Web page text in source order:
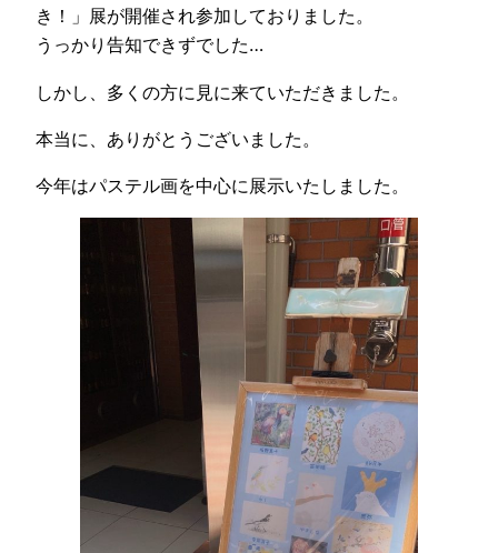
き！」展が開催され参加しておりました。
うっかり告知できずでした…
しかし、多くの方に見に来ていただきました。
本当に、ありがとうございました。
今年はパステル画を中心に展示いたしました。